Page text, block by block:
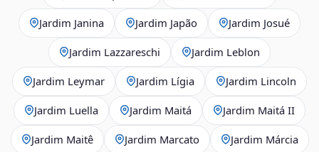
Jardim Janina Jardim Japão Jardim Josué
Jardim Lazzareschi Jardim Leblon
Jardim Leymar Jardim Lígia Jardim Lincoln
Jardim Luella Jardim Maitá Jardim Maitá II
Jardim Maitê Jardim Marcato Jardim Márcia